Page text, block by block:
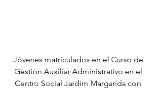
Jóvenes matriculados en el Curso de
Gestión Auxiliar Administrativo en el
Centro Social Jardim Margarida con